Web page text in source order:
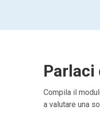
Compila il
a valutare una